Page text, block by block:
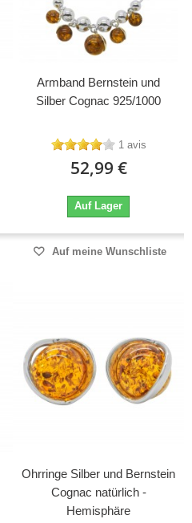
Armband Bernstein und
Silber Cognac 925/1000
1 avis
52,99 €
Auf Lager
Auf meine Wunschliste
Ohrringe Silber und Bernstein
Cognac natürlich -
Hemisphäre